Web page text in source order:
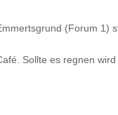
(Forum 1)
Sollte es regnen